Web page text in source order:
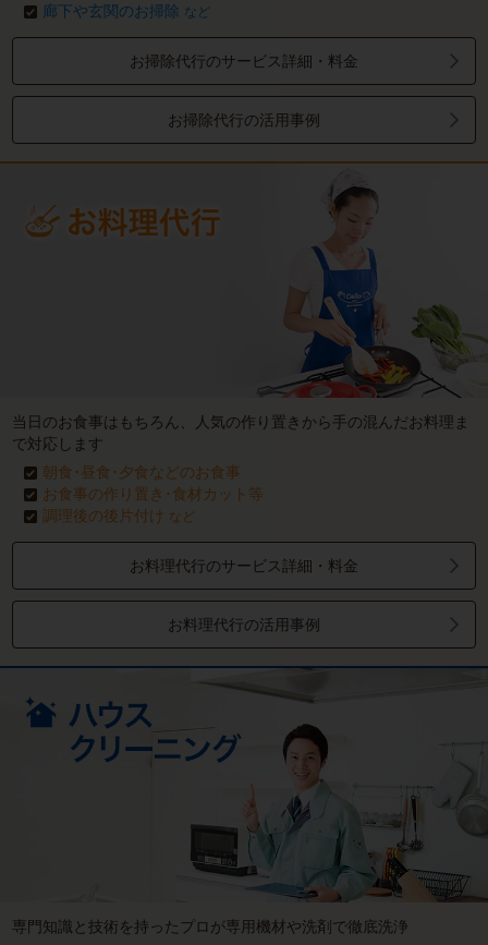
廊下や玄関のお掃除 など
お掃除代行のサービス詳細・料金
お掃除代行の活用事例
当日のお食事はもちろん、人気の作り置きから手の混んだお料理ま
で対応します
朝食･昼食･夕食などのお食事
お食事の作り置き･食材カット等
調理後の後片付け など
お料理代行のサービス詳細・料金
お料理代行の活用事例
専門知識と技術を持ったプロが専用機材や洗剤で徹底洗浄